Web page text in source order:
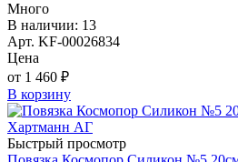
Много
В наличии: 13
Арт. KF-00026834
Цена
от 1 460 ₽
В корзину
Быстрый просмотр